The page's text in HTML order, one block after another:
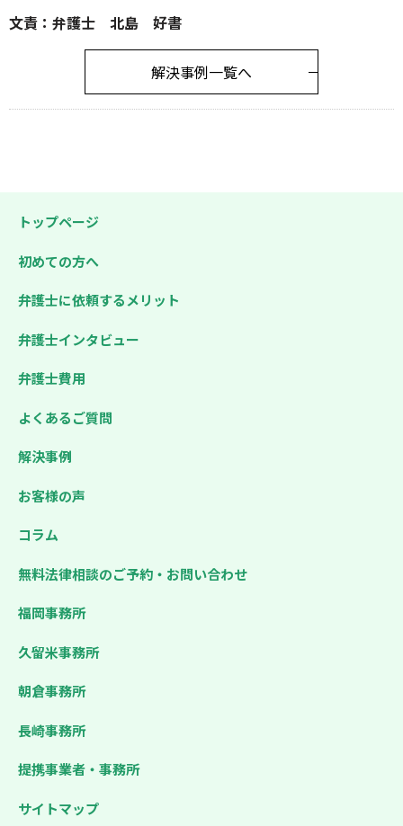
文責：弁護士 北島 好書
解決事例一覧へ
トップページ
初めての方へ
弁護士に依頼するメリット
弁護士インタビュー
弁護士費用
よくあるご質問
解決事例
お客様の声
コラム
無料法律相談のご予約・お問い合わせ
福岡事務所
久留米事務所
朝倉事務所
長崎事務所
提携事業者・事務所
サイトマップ